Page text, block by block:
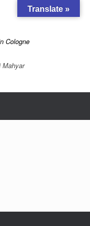
Cologne
Mahyar
Translate »